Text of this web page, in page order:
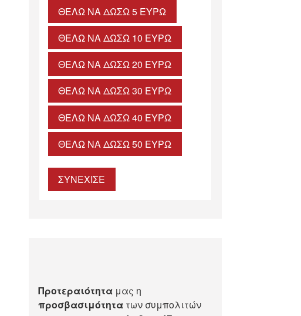
ΘΈΛΩ ΝΑ ΔΏΣΩ 5 ΕΥΡΏ
ΘΈΛΩ ΝΑ ΔΏΣΩ 10 ΕΥΡΏ
ΘΈΛΩ ΝΑ ΔΏΣΩ 20 ΕΥΡΏ
ΘΈΛΩ ΝΑ ΔΏΣΩ 30 ΕΥΡΏ
ΘΈΛΩ ΝΑ ΔΏΣΩ 40 ΕΥΡΏ
ΘΈΛΩ ΝΑ ΔΏΣΩ 50 ΕΥΡΏ
ΣΥΝΕΧΙΣΕ
Προτεραιότητα μας η
προσβασιμότητα των συμπολιτών